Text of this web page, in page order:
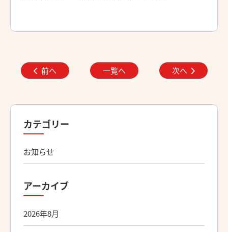
前へ 一覧へ 次へ
カテゴリー
お知らせ
アーカイブ
2026年8月